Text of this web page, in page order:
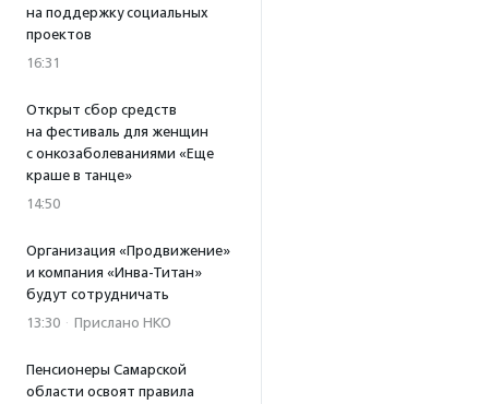
на поддержку социальных
проектов
16:31
Открыт сбор средств
на фестиваль для женщин
с онкозаболеваниями «Еще
краше в танце»
14:50
Организация «Продвижение»
и компания «Инва-Титан»
будут сотрудничать
13:30 · Прислано НКО
Пенсионеры Самарской
области освоят правила